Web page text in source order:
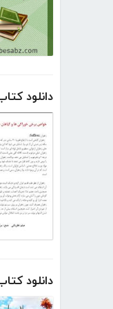
دانلود
دانلود